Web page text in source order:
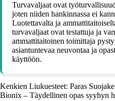
Turvavaljaat ovat
joten niiden hankinnassa ei
Luotettavalta ja
turvavaljaat ovat testattuja ja
ammattitaitoinen toimittaja
asiantuntevaa neuvontaa ja
käyttöön.
Kenkien Liukuesteet: Paras
Bionix – Täydellinen opas syyhyn